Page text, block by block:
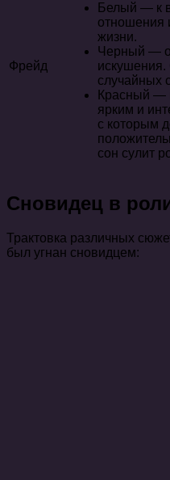
Фрейд
Белый — к
отношения
жизни.
Черный —
искушения.
случайных
Красный —
ярким и
с которым
сон сулит
Сновидец в
Трактовка различных
был угнан сновидцем: